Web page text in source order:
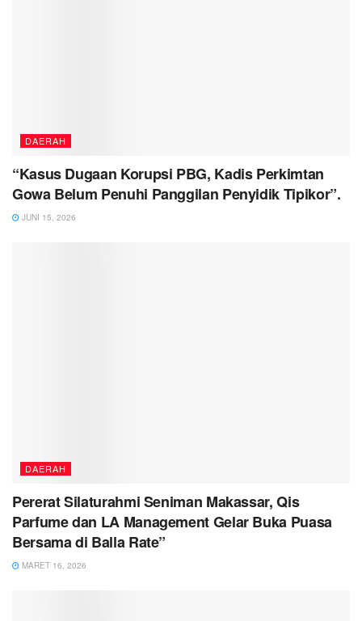
DAERAH
“Kasus Dugaan Korupsi PBG, Kadis Perkimtan
Gowa Belum Penuhi Panggilan Penyidik Tipikor”.
JUNI 15, 2026
DAERAH
Pererat Silaturahmi Seniman Makassar, Qis
Parfume dan LA Management Gelar Buka Puasa
Bersama di Balla Rate”
MARET 16, 2026